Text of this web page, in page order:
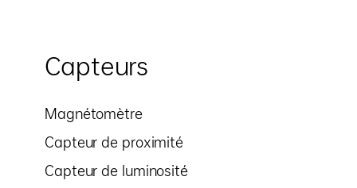
Capteurs
Magnétomètre
Capteur de proximité
Capteur de luminosité